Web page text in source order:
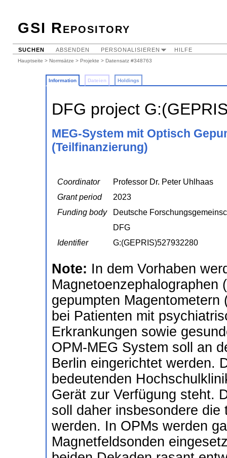
GSI Repository
SUCHEN ABSENDEN PERSONALISIEREN HILFE
Hauptseite > Normsätze > Projekte > Datensatz #348763
Information Dateien Holdings
DFG project
MEG-System mit Optisch
(Teilfinanzierung)
Coordinator
Professor Dr. Peter Uhlhaas
Grant period
2023
Funding body
Deutsche
DFG
Identifier
G:(GEPRIS)527932280
Note: In dem Vorhaben
Magnetoenzephalographen
gepumpten
bei Patienten mit
Erkrankungen sowie
OPM-MEG System soll an
Berlin eingerichtet werden.
bedeutenden
Gerät zur Verfügung steht.
soll daher insbesondere
werden. In OPMs werden
Magnetfeldsonden